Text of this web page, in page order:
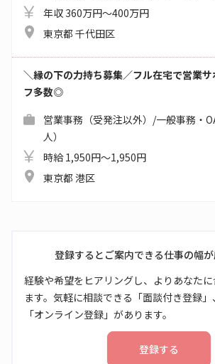
年収 360万円～400万円
東京都 千代田区
＼縁の下の力持ち募集／フル在宅で営業
フ多数◎
営業事務（受発注以外）/一般事務・
人）
時給 1,950円～1,950円
東京都 港区
登録するとご案内できる仕事の幅
経験や希望をヒアリングし、よりあなた
ます。気軽に相談できる「面談付き登録
「オンライン登録」があります。
登録する